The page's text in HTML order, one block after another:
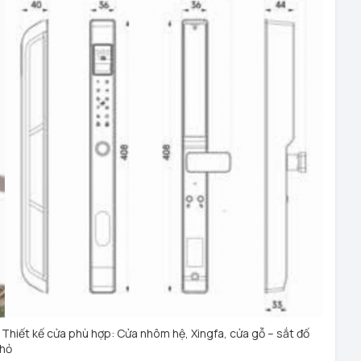
kế cửa phù hợp: Cửa nhôm hệ, Xingfa, cửa gỗ – sắt đố